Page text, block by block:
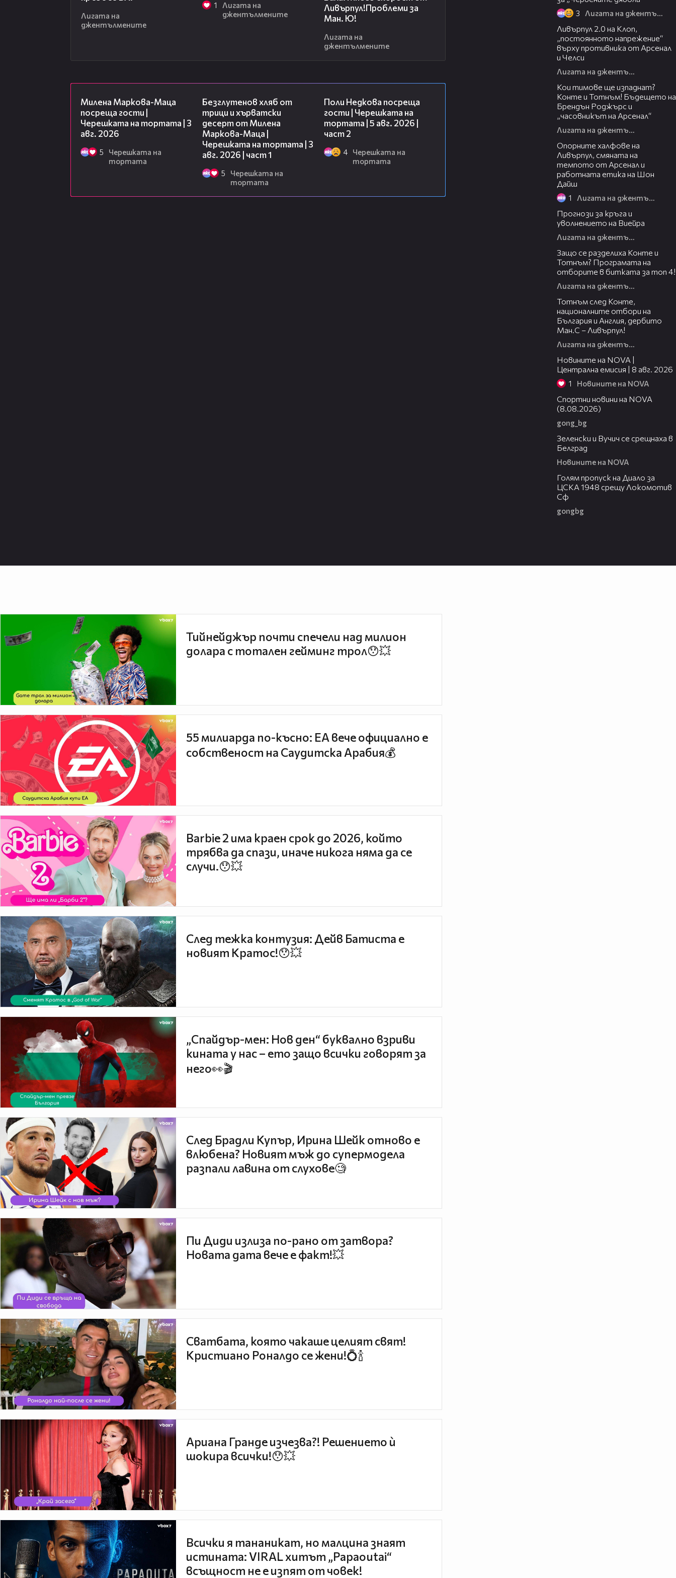
Лигата на
джентълмените
1
Лигата на
джентълмените
Ливърпул!Проблеми за
Ман. Ю!
Лигата на
джентълмените
Милена Маркова-Маца
посреща гости |
Черешката на тортата | 3
авг. 2026
5
Черешката на
тортата
Безглутенов хляб от
трици и хърватски
десерт от Милена
Маркова-Маца |
Черешката на тортата | 3
авг. 2026 | част 1
5
Черешката на
тортата
Поли Недкова посреща
гости | Черешката на
тортата | 5 авг. 2026 |
част 2
4
Черешката на
тортата
3 Лигата на джентълмените
Ливърпул 2.0 на Клоп,
„постоянното напрежение“
върху противника от Арсенал
и Челси
Лигата на джентълмените
Кои тимове ще изпаднат?
Конте и Тотнъм! Бъдещето на
Брендън Роджърс и
„часовникът на Арсенал“
Лигата на джентълмените
Опорните халфове на
Ливърпул, смяната на
темпото от Арсенал и
работната етика на Шон
Дайш
1 Лигата на джентълмените
Прогнози за кръга и
уволнението на Виейра
Лигата на джентълмените
Защо се разделиха Конте и
Тотнъм? Програмата на
отборите в битката за топ 4!
Лигата на джентълмените
Тотнъм след Конте,
националните отбори на
България и Англия, дербито
Ман.С – Ливърпул!
Лигата на джентълмените
Новините на NOVA |
Централна емисия | 8 авг. 2026
1 Новините на NOVA
Спортни новини на NOVA
(8.08.2026)
gong_bg
Зеленски и Вучич се срещнаха в
Белград
Новините на NOVA
Голям пропуск на Диало за
ЦСКА 1948 срещу Локомотив
Сф
gongbg
Тийнейджър почти спечели над милион
долара с тотален гейминг трол😯💥
55 милиарда по-късно: EA вече официално е
собственост на Саудитска Арабия💰
Barbie 2 има краен срок до 2026, който
трябва да спази, иначе никога няма да се
случи.😯💥
След тежка контузия: Дейв Батиста е
новият Кратос!😯💥
„Спайдър-мен: Нов ден“ буквално взриви
кината у нас – ето защо всички говорят за
него👀🎬
След Брадли Купър, Ирина Шейк отново е
влюбена? Новият мъж до супермодела
разпали лавина от слухове🧐
Пи Диди излиза по-рано от затвора?
Новата дата вече е факт!💥
Сватбата, която чакаше целият свят!
Кристиано Роналдо се жени!💍🍾
Ариана Гранде изчезва?! Решението ѝ
шокира всички!😯💥
Всички я тананикат, но малцина знаят
истината: VIRAL хитът „Papaoutai“
всъщност не е изпят от човек!